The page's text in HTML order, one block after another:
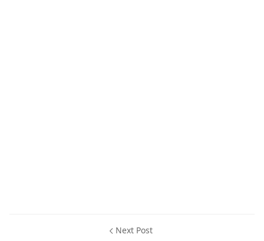
Next Post